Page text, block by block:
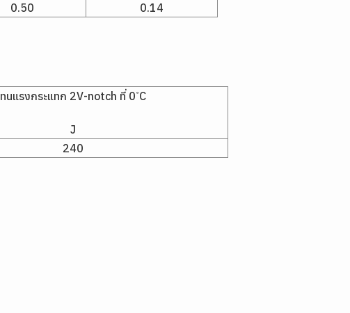
0.50 0.14
ทนแรงกระแทก 2V-notch ที่ 0 ํC
J
240